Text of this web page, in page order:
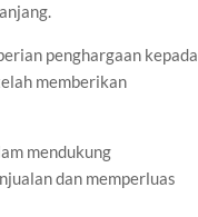
penghargaan kepada
memberikan
mendukung
dan memperluas